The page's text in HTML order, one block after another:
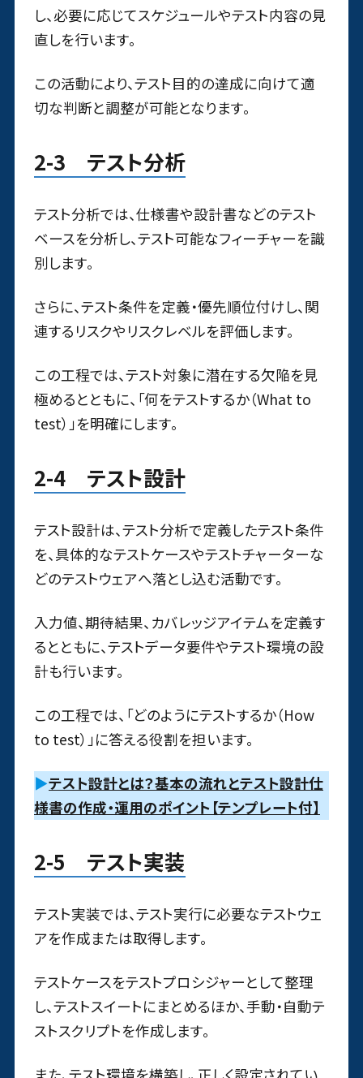
し、必要に応じてスケジュールやテスト内容の見
直しを行います。
この活動により、テスト目的の達成に向けて適
切な判断と調整が可能となります。
2-3 テスト分析
テスト分析では、仕様書や設計書などのテスト
ベースを分析し、テスト可能なフィーチャーを識
別します。
さらに、テスト条件を定義・優先順位付けし、関
連するリスクやリスクレベルを評価します。
この工程では、テスト対象に潜在する欠陥を見
極めるとともに、「何をテストするか（What to
test）」を明確にします。
2-4 テスト設計
テスト設計は、テスト分析で定義したテスト条件
を、具体的なテストケースやテストチャーターな
どのテストウェアへ落とし込む活動です。
入力値、期待結果、カバレッジアイテムを定義す
るとともに、テストデータ要件やテスト環境の設
計も行います。
この工程では、「どのようにテストするか（How
to test）」に答える役割を担います。
▶テスト設計とは？基本の流れとテスト設計仕
様書の作成・運用のポイント【テンプレート付】
2-5 テスト実装
テスト実装では、テスト実行に必要なテストウェ
アを作成または取得します。
テストケースをテストプロシジャーとして整理
し、テストスイートにまとめるほか、手動・自動テ
ストスクリプトを作成します。